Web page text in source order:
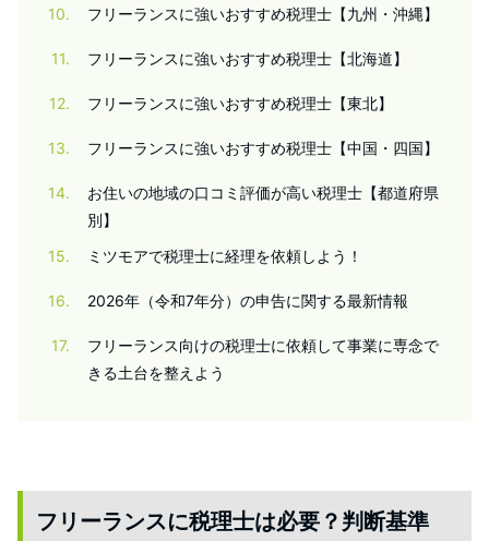
10 フリーランスに強いおすすめ税理士【九州・沖縄】
11 フリーランスに強いおすすめ税理士【北海道】
12 フリーランスに強いおすすめ税理士【東北】
13 フリーランスに強いおすすめ税理士【中国・四国】
14
お住いの地域の口コミ評価が高い税理士【都道府県
別】
15
ミツモアで税理士に経理を依頼しよう！
16 2026年（令和7年分）の申告に関する最新情報
17
フリーランス向けの税理士に依頼して事業に専念で
きる土台を整えよう
フリーランスに税理士は必要？判断基準